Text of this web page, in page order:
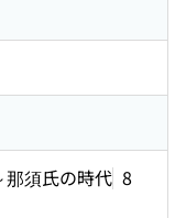
須氏の時代 8